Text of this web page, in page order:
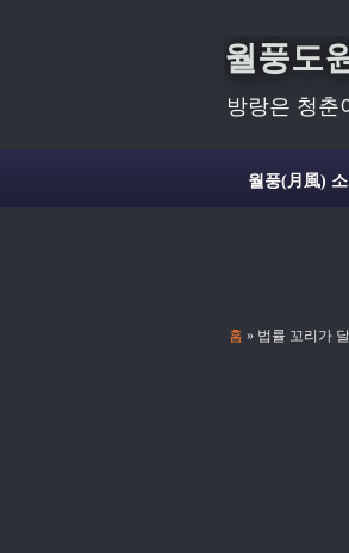
월풍도
방랑은 청춘
월풍(月風) 소
홈 » 법률 꼬리가